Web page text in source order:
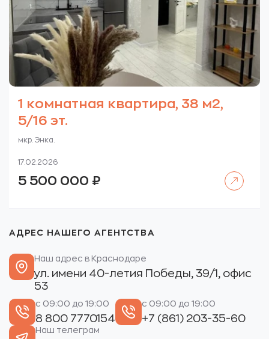
1 комнатная квартира, 38 м2,
5/16 эт.
мкр. Энка.
17.02.2026
5 500 000 ₽
АДРЕС НАШЕГО АГЕНТСТВА
Наш адрес в Краснодаре
ул. имени 40-летия Победы, 39/1, офис
53
с 09:00 до 19:00
8 800 7770154
с 09:00 до 19:00
+7 (861) 203-35-60
Наш телеграм